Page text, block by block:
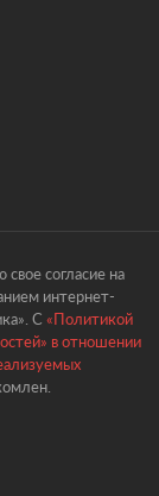
согласие на
интернет-
С «Политикой
в отношении